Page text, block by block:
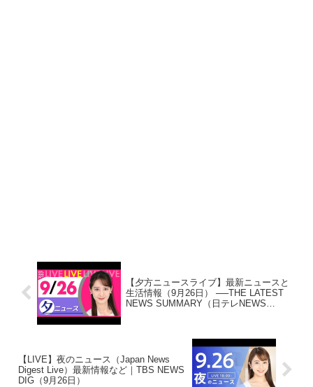
【夕方ニュースライブ】最新ニュースと
生活情報（9月26日） ──THE LATEST
NEWS SUMMARY（日テレNEWS
【LIVE】夜のニュース（Japan News
Digest Live）最新情報など｜TBS NEWS
DIG（9月26日）